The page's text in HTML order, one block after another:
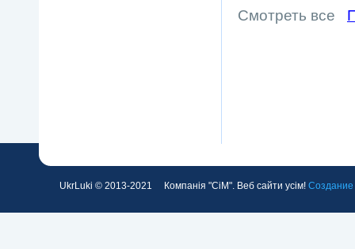
Смотреть все
UkrLuki © 2013-2021 Компанія "СіМ". Веб сайти усім! Создание